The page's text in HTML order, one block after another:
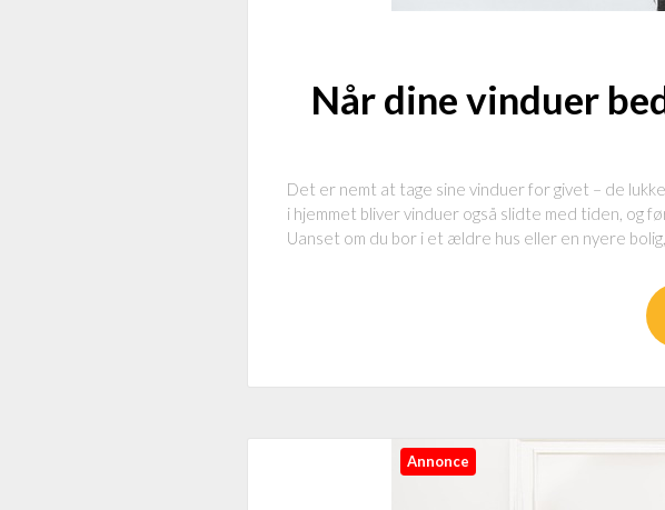
Når dine vinduer
Det er nemt at tage sine vinduer for givet – de
i hjemmet bliver vinduer også slidte med tiden, og
Uanset om du bor i et ældre hus eller en nyere
Annonce